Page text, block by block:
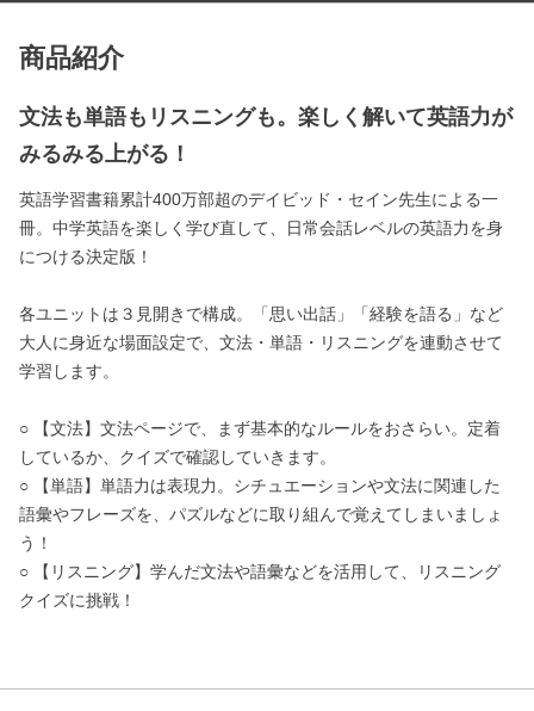
商品紹介
文法も単語もリスニングも。楽しく解いて英語力が
みるみる上がる！
英語学習書籍累計400万部超のデイビッド・セイン先生による一
冊。中学英語を楽しく学び直して、日常会話レベルの英語力を身
につける決定版！
各ユニットは３見開きで構成。「思い出話」「経験を語る」など
大人に身近な場面設定で、文法・単語・リスニングを連動させて
学習します。
○ 【文法】文法ページで、まず基本的なルールをおさらい。定着
しているか、クイズで確認していきます。
○ 【単語】単語力は表現力。シチュエーションや文法に関連した
語彙やフレーズを、パズルなどに取り組んで覚えてしまいましょ
う！
○ 【リスニング】学んだ文法や語彙などを活用して、リスニング
クイズに挑戦！